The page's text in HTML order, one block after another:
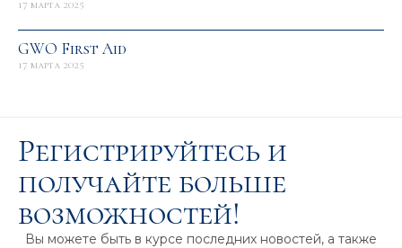
17 марта 2025
GWO First Aid
17 марта 2025
Регистрируйтесь и
получайте больше
возможностей!
Вы можете быть в курсе последних новостей, а также